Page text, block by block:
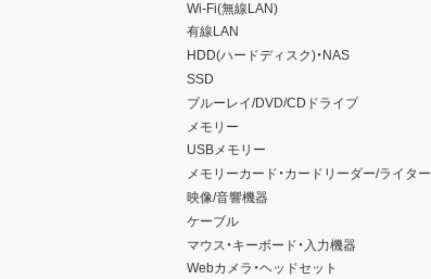
Wi-Fi(無線LAN)
有線LAN
HDD(ハードディスク)・NAS
SSD
ブルーレイ/DVD/CDドライブ
メモリー
USBメモリー
メモリーカード・カードリーダー/ライター
映像/音響機器
ケーブル
マウス・キーボード・入力機器
Webカメラ・ヘッドセット